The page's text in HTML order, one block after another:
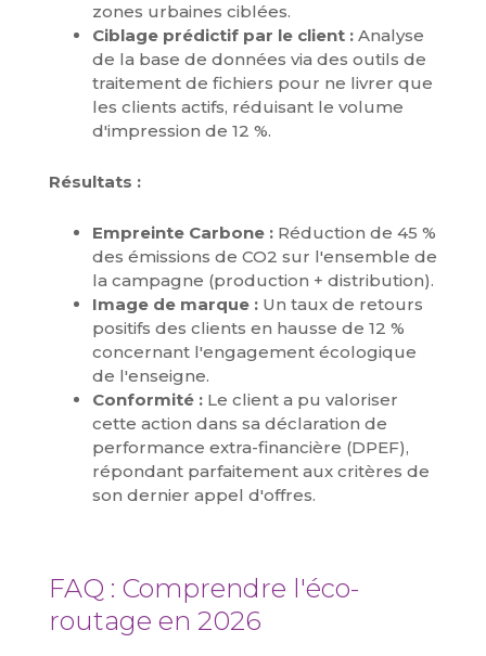
zones urbaines ciblées.
Ciblage prédictif par le client :Analyse
de la base de données via des outils de
traitement de fichiers pour ne livrer que
les clients actifs, réduisant le volume
d'impression de 12 %.
Résultats :
Empreinte Carbone :Réduction de 45 %
des émissions de CO2 sur l'ensemble de
la campagne (production + distribution).
Image de marque :Un taux de retours
positifs des clients en hausse de 12 %
concernant l'engagement écologique
de l'enseigne.
Conformité :Le client a pu valoriser
cette action dans sa déclaration de
performance extra-financière (DPEF),
répondant parfaitement aux critères de
son dernier appel d'offres.
FAQ : Comprendre l'éco-
routage en 2026